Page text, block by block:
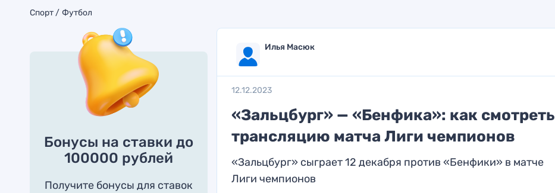
Спорт Футбол
Бонусы на ставки до
100000 рублей
Получите бонусы для ставок
Илья Масюк
12.12.2023
«Зальцбург» — «Бенфика»: как смотреть
трансляцию матча Лиги чемпионов
«Зальцбург» сыграет 12 декабря против «Бенфики» в матче
Лиги чемпионов